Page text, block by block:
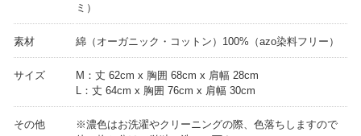
ミ）
素材 綿（オーガニック・コットン）100%（azo染料フリー）
サイズ
M：丈 62cm x 胸囲 68cm x 肩幅 28cm
L：丈 64cm x 胸囲 76cm x 肩幅 30cm
その他
※濃色はお洗濯やクリーニングの際、色落ちしますので